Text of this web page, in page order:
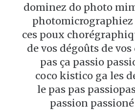
dominez do photo
photomicrographiez
ces poux
de vos dégoûts de
pas ça passio
coco kistico ga les
le pas pas
passion